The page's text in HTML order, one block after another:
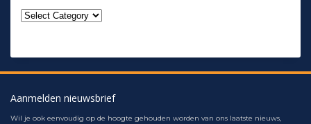
Aanmelden nieuwsbrief
Wil je ook eenvoudig op de hoogte gehouden worden van ons laatste nieuws,